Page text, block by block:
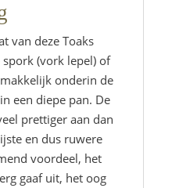
van dezeToaks
(vork lepel) of
onderin de
een diepe pan. De
prettiger aan dan
en dus ruwere
voordeel, het
gaaf uit, het oog